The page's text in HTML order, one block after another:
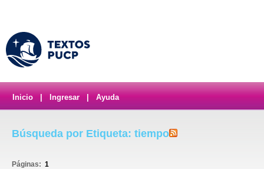
Inicio Ingresar Ayuda
Búsqueda por Etiqueta: tiempo
Páginas: 1